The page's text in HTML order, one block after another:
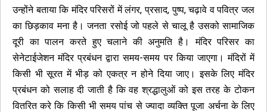
उन्होंने बताया कि मंदिर परिसरों में लंगर, प्रसाद, पुष्प, चढ़ावे व पवित्र जल
का छिड़काव मना है। जनता रसोई जो पहले से चालू है उसको सामाजिक
दूरी का पालन करते हुए चलाने की अनुमति है। मंदिर परिसर का
सेनेटाईजेशन मंदिर प्रबंधन द्वारा समय-समय पर किया जाएगा। मंदिरों में
किसी भी सूरत में भीड़ को एकत्र न होने दिया जाए। इसके लिए मंदिर
प्रबंधन को सलाह दी जाती है कि वह श्रद्धालुओं को इस तरह के टोकन
वितरित करे कि किसी भी समय पांच से ज्यादा व्यक्ति पूजा अर्चना के लिए